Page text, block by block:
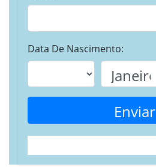
Data De Nascimento:
Enviar